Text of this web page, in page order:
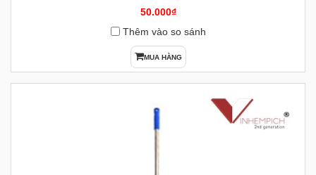
50.000₫
Thêm vào so sánh
MUA HÀNG